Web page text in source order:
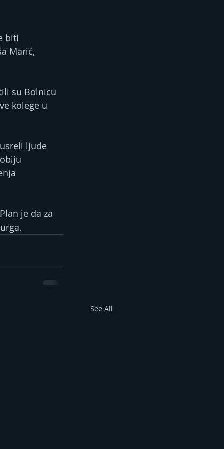
biti
Marić,
su Bolnicu
kolege u
ljude
je da za
See All